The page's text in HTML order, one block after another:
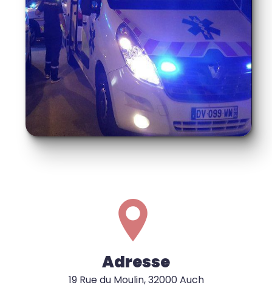
Adresse
19 Rue du Moulin, 32000 Auch